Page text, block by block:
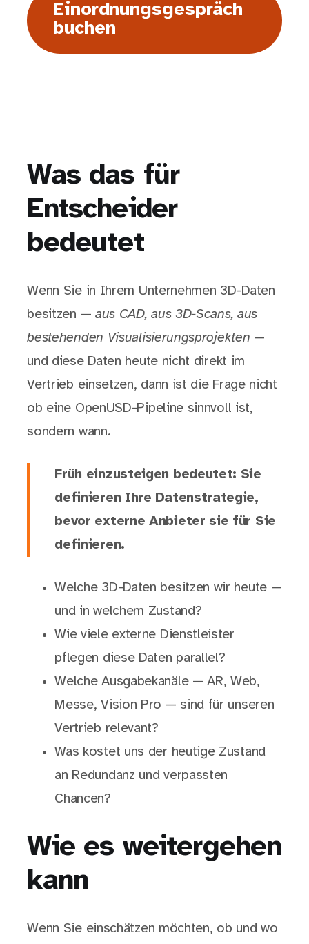
Einordnungsgespräch
buchen
Was das für
Entscheider
bedeutet
Wenn Sie in Ihrem Unternehmen 3D-Daten
besitzen — aus CAD, aus 3D-Scans, aus
bestehenden Visualisierungsprojekten —
und diese Daten heute nicht direkt im
Vertrieb einsetzen, dann ist die Frage nicht
ob eine OpenUSD-Pipeline sinnvoll ist,
sondern wann.
Früh einzusteigen bedeutet: Sie
definieren Ihre Datenstrategie,
bevor externe Anbieter sie für Sie
definieren.
Welche 3D-Daten besitzen wir heute —
und in welchem Zustand?
Wie viele externe Dienstleister
pflegen diese Daten parallel?
Welche Ausgabekanäle — AR, Web,
Messe, Vision Pro — sind für unseren
Vertrieb relevant?
Was kostet uns der heutige Zustand
an Redundanz und verpassten
Chancen?
Wie es weitergehen
kann
Wenn Sie einschätzen möchten, ob und wo